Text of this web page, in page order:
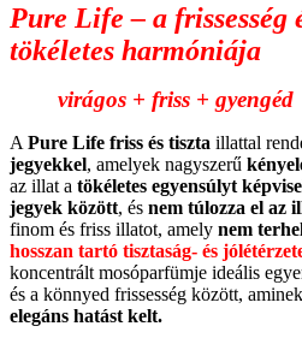
Pure Life – a frissesség
tökéletes harmóniája
virágos + friss + gyengéd
A Pure Life friss és tiszta illattal
jegyekkel, amelyek nagyszerű
az illat a tökéletes egyensúlyt
jegyek között, és nem túlozza el az
finom és friss illatot, amely nem
hosszan tartó tisztaság- és
koncentrált mosóparfümje ideális
és a könnyed frissesség között,
elegáns hatást kelt.